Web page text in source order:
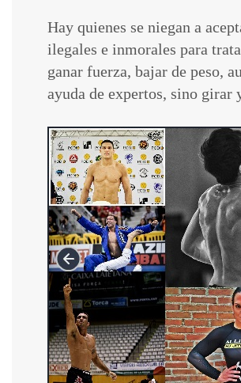
Hay quienes se niegan a
ilegales e inmorales para
ganar fuerza, bajar de peso,
ayuda de expertos, sino girar